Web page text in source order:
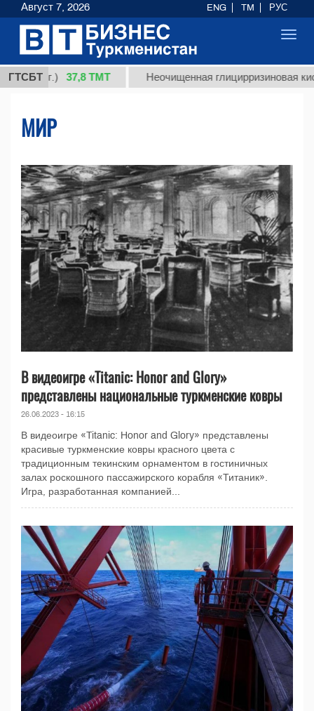
ГТСБТ
37,8 ТМТ Неочищенная глицирризиновая кислота
МИР
В видеоигре «Titanic: Honor and Glory»
представлены национальные туркменские ковры
26.06.2023 - 16:15
В видеоигре «Titanic: Honor and Glory» представлены
красивые туркменские ковры красного цвета с
традиционным текинским орнаментом в гостиничных
залах роскошного пассажирского корабля «Титаник».
Игра, разработанная компанией...
Август 7, 2026 ENG TM РУС